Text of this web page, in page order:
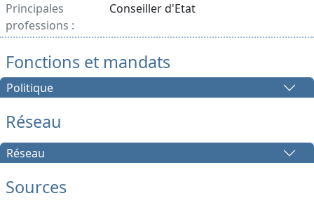
Principales
professions :
Conseiller d'Etat
Fonctions et mandats
Politique
Réseau
Réseau
Sources